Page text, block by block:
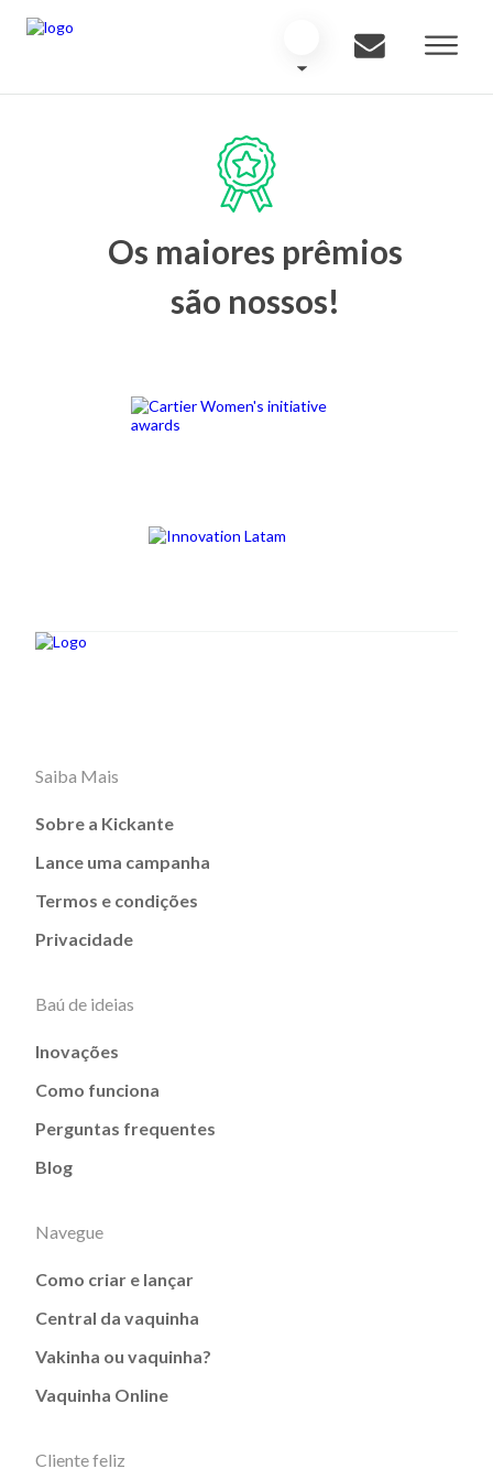
Os maiores prêmios
são nossos!
Saiba Mais
Sobre a Kickante
Lance uma campanha
Termos e condições
Privacidade
Baú de ideias
Inovações
Como funciona
Perguntas frequentes
Blog
Navegue
Como criar e lançar
Central da vaquinha
Vakinha ou vaquinha?
Vaquinha Online
Cliente feliz